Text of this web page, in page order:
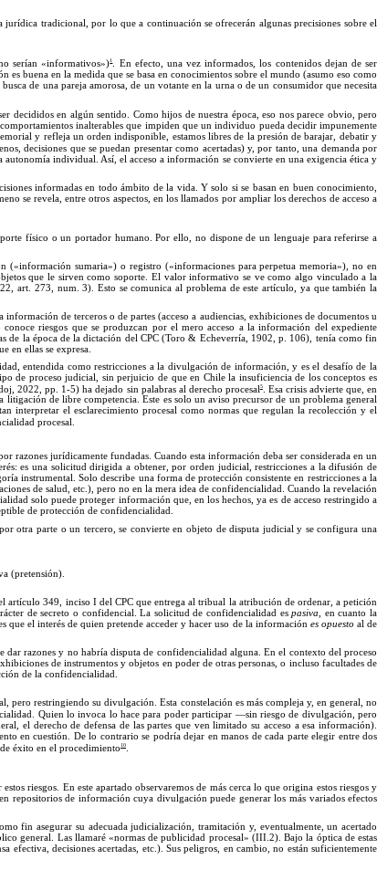
jurídica tradicional, por lo que a continuación se ofrecerán algunas precisiones sobre el
serían «informativos»)1 . En efecto, una vez informados, los contenidos dejan de ser
es buena en la medida que se basa en conocimientos sobre el mundo (asumo eso como
de una pareja amorosa, de un votante en la urna o de un consumidor que necesita
decididos en algún sentido. Como hijos de nuestra época, eso nos parece obvio, pero
inalterables que impiden que un individuo pueda decidir impunemente
y refleja un orden indisponible, estamos libres de la presión de barajar, debatir y
decisiones que se puedan presentar como acertadas) y, por tanto, una demanda por
individual. Así, el acceso a información se convierte en una exigencia ética y
informadas en todo ámbito de la vida.Ysolo si se basan en buen conocimiento,
se revela, entre otros aspectos, en los llamados por ampliar los derechos de acceso a
físico o un portador humano.Porello, no dispone de un lenguaje para referirse a
(«información sumaria») o registro («informaciones para perpetua memoria») , no en
que le sirven como soporte. El valor informativo se ve como algo vinculado a la
art. 273, num. 3). Esto se comunica al problema de este artículo , ya que también la
de terceros o de partes (acceso a audiencias, exhibiciones de documentos u
conoce riesgos que se produzcan por el mero acceso a la información del expediente
de la época de la dictación del CPC (Toro & Echeverría, 1902,p. 106), tenía como fin
en ellas se expresa.
entendida como restricciones a la divulgación de información, y es el desafío de la
de proceso judicial, sin perjuicio de que en Chile la insuficiencia de los conceptos es
2022, pp. 1-5) ha dejado sin palabras al derecho procesal5. Esa crisis advierte que, en
de libre competencia. Este es solo un aviso precursor de un problema general
interpretar el esclarecimiento procesal como normas que regulan la recolección y el
procesal.
razones jurídicamente fundadas. Cuando esta información deba ser considerada en un
es una solicitud dirigida a obtener, por orden judicial, restricciones a la difusión de
instrumental. Solo describe una forma de protección consistente en restricciones a la
de salud, etc.), pero no en la mera idea de confidencialidad. Cuando la revelación
solo puede proteger información que, en los hechos, ya es de acceso restringido a
de protección de confidencialidad.
otra parte o un tercero, se convierte en objeto de disputa judicial y se configura una
(pretensión).
artículo 349, inciso I del CPC que entrega al tribual la atribución de ordenar, a petición
de secreto o confidencial.La solicitud de confidencialidad espasiva
, en cuanto la
que el interés de quien pretende acceder y hacer uso de la información es opuestoal de
dar razones y no habría disputa de confidencialidad alguna.Enel contexto del proceso
de instrumentos y objetos en poder de otras personas, o incluso facultades de
de la confidencialidad.
restringiendo su divulgación. Esta constelación es más compleja y, en general, no
Quien lo invoca lo hace para poder participar —sin riesgo de divulgación, pero
el derecho de defensa de las partes que ven limitado su acceso a esa información).
en cuestión. De lo contrario se podría dejar en manos de cada parte elegir entre dos
éxito en el procedimiento 10
riesgos. En este apartado observaremos de más cerca lo que origina estos riesgos y
repositorios de información cuya divulgación puede generar los más variados efectos
fin asegurar su adecuada judicialización, tramitación y, eventualmente, un acertado
general. Las llamaré «normas de publicidad procesal» (III.2). Bajo la óptica de estas
decisiones acertadas, etc.). Sus peligros, en cambio, no están suficientemente